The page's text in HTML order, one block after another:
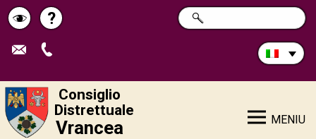
Schimbă
contrastul
Pagina
de
?
Cerca
nel
RICERCA
Consiglio
Distrettuale
Vrancea MENIU